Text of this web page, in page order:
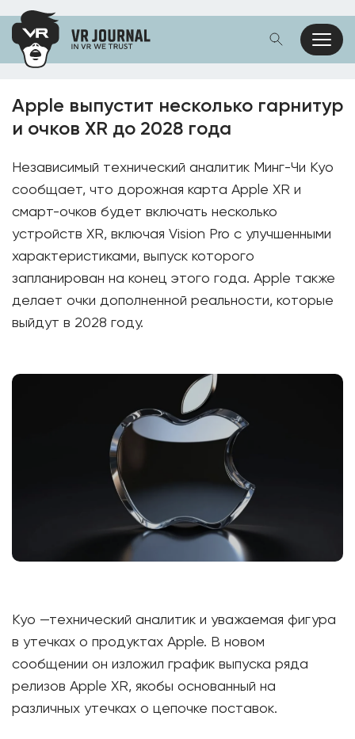
Apple выпустит несколько гарнитур
и очков XR до 2028 года
Независимый технический аналитик Минг-Чи Куо
сообщает, что дорожная карта Apple XR и
смарт-очков будет включать несколько
устройств XR, включая Vision Pro с улучшенными
характеристиками, выпуск которого
запланирован на конец этого года. Apple также
делает очки дополненной реальности, которые
выйдут в 2028 году.
Куо —технический аналитик и уважаемая фигура
в утечках о продуктах Apple. В новом
сообщении он изложил график выпуска ряда
релизов Apple XR, якобы основанный на
различных утечках о цепочке поставок.